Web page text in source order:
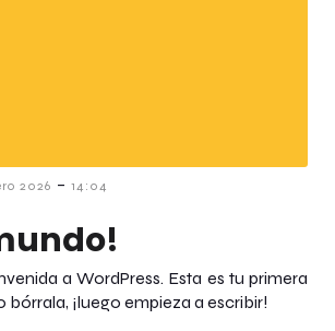
2026 - 14:04
a WordPress. Esta es tu primera
bórrala, ¡luego empieza a escribir!